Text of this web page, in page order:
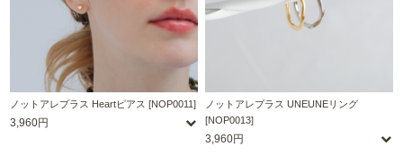
ノットアレプラス Heartピアス [NOP0011]
3,960円
ノットアレプラス UNEUNEリング
[NOP0013]
3,960円